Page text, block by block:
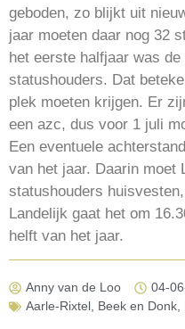
geboden, zo blijkt uit
jaar moeten daar nog 32
het eerste halfjaar was
statushouders. Dat
plek moeten krijgen. Er
een azc, dus voor 1 juli
Een eventuele
van het jaar. Daarin moet
statushouders
Landelijk gaat het om
helft van het jaar.
Anny van de Loo 04-
Aarle-Rixtel, Beek en Donk,